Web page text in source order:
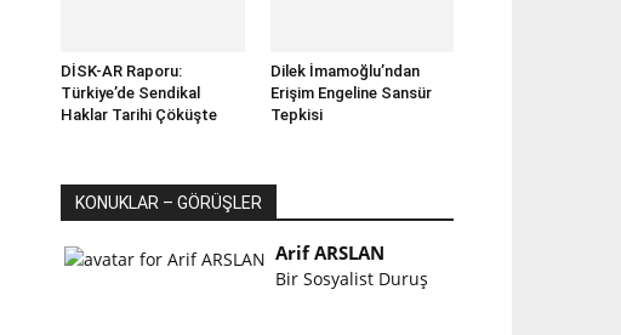
DİSK-AR Raporu:
Türkiye’de Sendikal
Haklar Tarihi Çöküşte
Dilek İmamoğlu’ndan
Erişim Engeline Sansür
Tepkisi
KONUKLAR – GÖRÜŞLER
Arif ARSLAN
Bir Sosyalist Duruş